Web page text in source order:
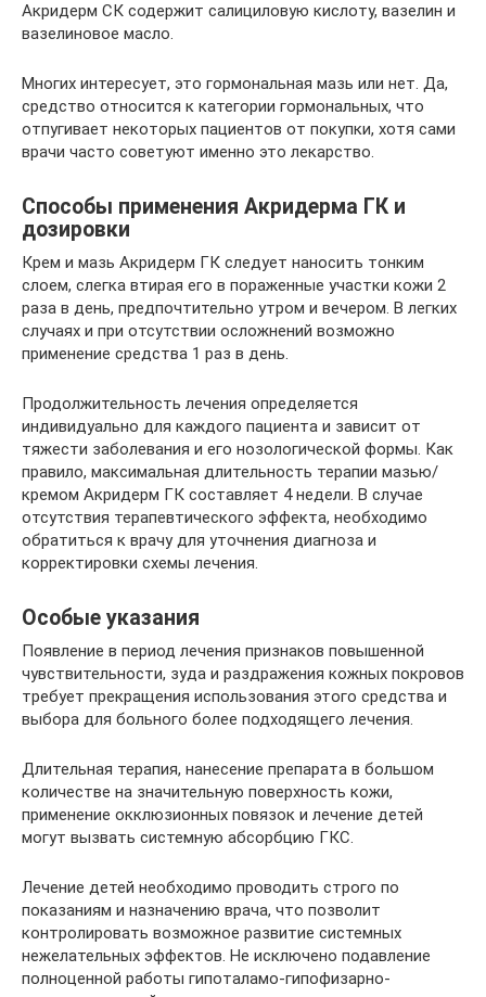
Акридерм СК содержит салициловую кислоту, вазелин и
вазелиновое масло.
Многих интересует, это гормональная мазь или нет. Да,
средство относится к категории гормональных, что
отпугивает некоторых пациентов от покупки, хотя сами
врачи часто советуют именно это лекарство.
Способы применения Акридерма ГК и
дозировки
Крем и мазь Акридерм ГК следует наносить тонким
слоем, слегка втирая его в пораженные участки кожи 2
раза в день, предпочтительно утром и вечером. В легких
случаях и при отсутствии осложнений возможно
применение средства 1 раз в день.
Продолжительность лечения определяется
индивидуально для каждого пациента и зависит от
тяжести заболевания и его нозологической формы. Как
правило, максимальная длительность терапии мазью/
кремом Акридерм ГК составляет 4 недели. В случае
отсутствия терапевтического эффекта, необходимо
обратиться к врачу для уточнения диагноза и
корректировки схемы лечения.
Особые указания
Появление в период лечения признаков повышенной
чувствительности, зуда и раздражения кожных покровов
требует прекращения использования этого средства и
выбора для больного более подходящего лечения.
Длительная терапия, нанесение препарата в большом
количестве на значительную поверхность кожи,
применение окклюзионных повязок и лечение детей
могут вызвать системную абсорбцию ГКС.
Лечение детей необходимо проводить строго по
показаниям и назначению врача, что позволит
контролировать возможное развитие системных
нежелательных эффектов. Не исключено подавление
полноценной работы гипоталамо-гипофизарно-